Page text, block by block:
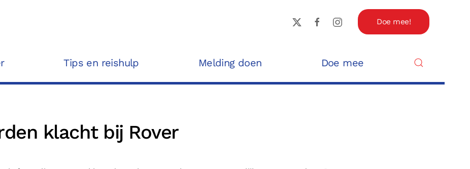
Doe mee!
Tips en reishulp Melding doen Doe mee
klacht bij Rover